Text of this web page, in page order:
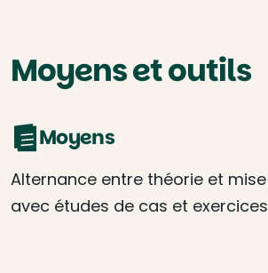
Moyens et outils
Moyens
Alternance entre théorie et
avec études de cas et